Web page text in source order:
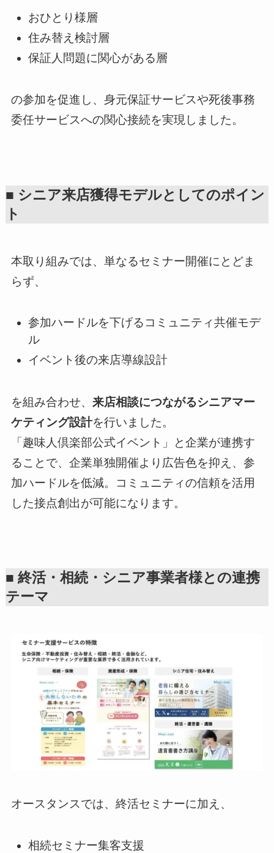
おひとり様層
住み替え検討層
保証人問題に関心がある層
の参加を促進し、身元保証サービスや死後事務
委任サービスへの関心接続を実現しました。
■ シニア来店獲得モデルとしてのポイン
ト
本取り組みでは、単なるセミナー開催にとどま
らず、
参加ハードルを下げるコミュニティ共催モデ
ル
イベント後の来店導線設計
を組み合わせ、 来店相談につながるシニアマー
ケティング設計を行いました。
「趣味人倶楽部公式イベント」と企業が連携す
ることで、企業単独開催より広告色を抑え、参
加ハードルを低減。コミュニティの信頼を活用
した接点創出が可能になります。
■ 終活・相続・シニア事業者様との連携
テーマ
オースタンスでは、終活セミナーに加え、
相続セミナー集客支援